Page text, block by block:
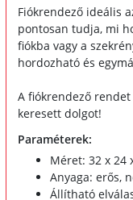
Fiókrendező ideális
pontosan tudja, mi
fiókba vagy a
hordozható és
A fiókrendező
keresett dolgot!
Paraméterek:
Méret: 32 x 24
Anyaga: erős,
Állítható